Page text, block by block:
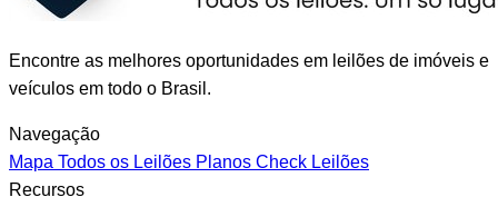
Encontre as melhores oportunidades em leilões de imóveis e
veículos em todo o Brasil.
Navegação
Mapa Todos os Leilões Planos Check Leilões
Recursos